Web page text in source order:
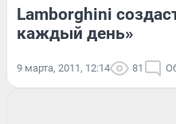
Lamborghini
каждый день»
9 марта, 2011, 12:14 81